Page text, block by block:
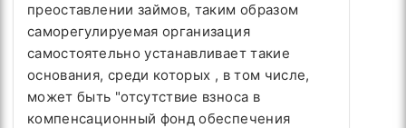
преоставлении займов, таким образом
саморегулируемая организация
самостоятельно устанавливает такие
основания, среди которых , в том числе,
может быть "отсутствие взноса в
компенсационный фонд обеспечения